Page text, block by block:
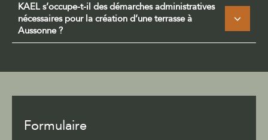
KAEL s’occupe-t-il des démarches administratives
nécessaires pour la création d’une terrasse à
Aussonne ?
Formulaire